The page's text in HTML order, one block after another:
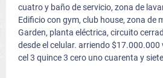
cuatro y baño de servicio, zona de
Edificio con gym, club house, zona de
Garden, planta eléctrica, circuito
desde el celular. arriendo
cel 3 quince 3 cero uno cuarenta y